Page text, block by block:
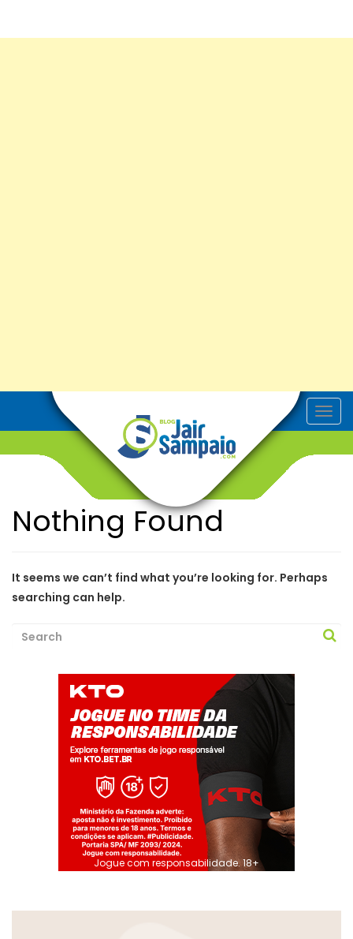
T
o
i
Nothing Found
It seems we can’t find what you’re looking for. Perhaps
searching can help.
Jogue com responsabilidade. 18+